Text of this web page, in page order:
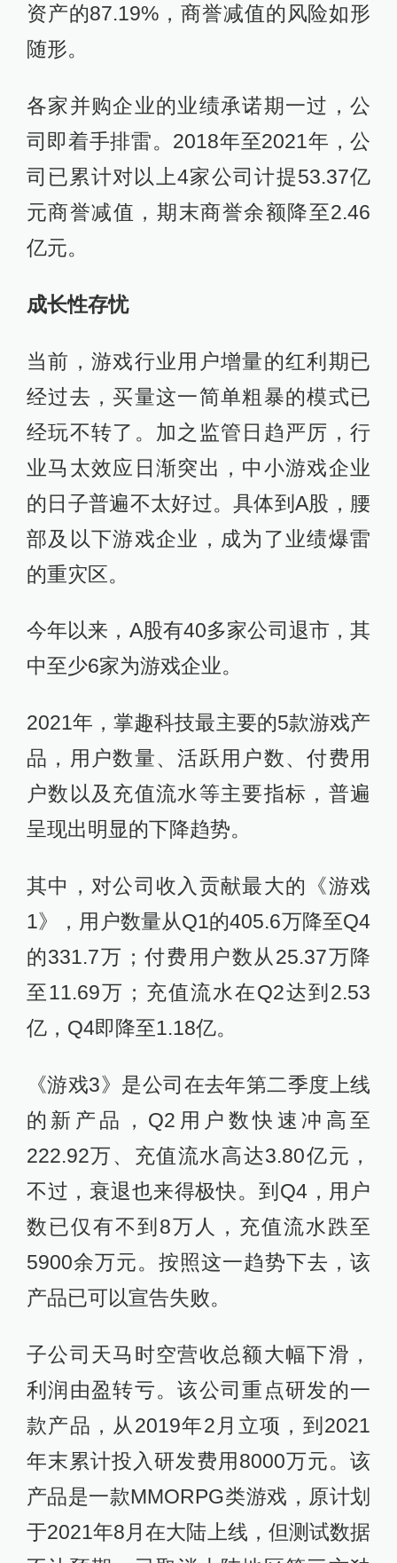
资产的87.19%，商誉减值的风险如形
随形。
各家并购企业的业绩承诺期一过，公
司即着手排雷。2018年至2021年，公
司已累计对以上4家公司计提53.37亿
元商誉减值，期末商誉余额降至2.46
亿元。
成长性存忧
当前，游戏行业用户增量的红利期已
经过去，买量这一简单粗暴的模式已
经玩不转了。加之监管日趋严厉，行
业马太效应日渐突出，中小游戏企业
的日子普遍不太好过。具体到A股，腰
部及以下游戏企业，成为了业绩爆雷
的重灾区。
今年以来，A股有40多家公司退市，其
中至少6家为游戏企业。
2021年，掌趣科技最主要的5款游戏产
品，用户数量、活跃用户数、付费用
户数以及充值流水等主要指标，普遍
呈现出明显的下降趋势。
其中，对公司收入贡献最大的《游戏
1》，用户数量从Q1的405.6万降至Q4
的331.7万；付费用户数从25.37万降
至11.69万；充值流水在Q2达到2.53
亿，Q4即降至1.18亿。
《游戏3》是公司在去年第二季度上线
的新产品，Q2用户数快速冲高至
222.92万、充值流水高达3.80亿元，
不过，衰退也来得极快。到Q4，用户
数已仅有不到8万人，充值流水跌至
5900余万元。按照这一趋势下去，该
产品已可以宣告失败。
子公司天马时空营收总额大幅下滑，
利润由盈转亏。该公司重点研发的一
款产品，从2019年2月立项，到2021
年末累计投入研发费用8000万元。该
产品是一款MMORPG类游戏，原计划
于2021年8月在大陆上线，但测试数据